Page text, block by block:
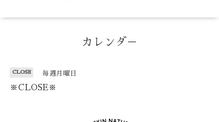
カレンダ－
CLOSE 毎週月曜日
※CLOSE※